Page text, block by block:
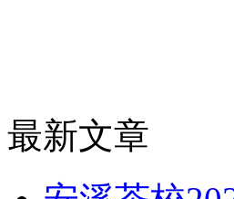
最新文章